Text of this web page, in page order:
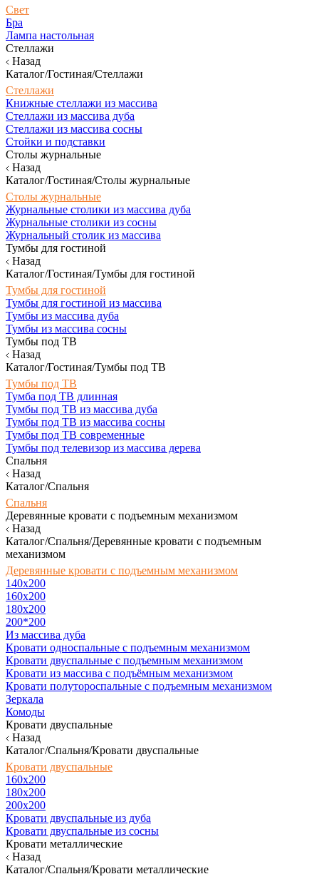
Свет
Бра
Лампа настольная
Стеллажи
Назад
Каталог/Гостиная/Стеллажи
Стеллажи
Книжные стеллажи из массива
Стеллажи из массива дуба
Стеллажи из массива сосны
Стойки и подставки
Столы журнальные
Назад
Каталог/Гостиная/Столы журнальные
Столы журнальные
Журнальные столики из массива дуба
Журнальные столики из сосны
Журнальный столик из массива
Тумбы для гостиной
Назад
Каталог/Гостиная/Тумбы для гостиной
Тумбы для гостиной
Тумбы для гостиной из массива
Тумбы из массива дуба
Тумбы из массива сосны
Тумбы под ТВ
Назад
Каталог/Гостиная/Тумбы под ТВ
Тумбы под ТВ
Тумба под ТВ длинная
Тумбы под ТВ из массива дуба
Тумбы под ТВ из массива сосны
Тумбы под ТВ современные
Тумбы под телевизор из массива дерева
Спальня
Назад
Каталог/Спальня
Спальня
Деревянные кровати с подъемным механизмом
Назад
Каталог/Спальня/Деревянные кровати с подъемным
механизмом
Деревянные кровати с подъемным механизмом
140x200
160х200
180х200
200*200
Из массива дуба
Кровати односпальные с подъемным механизмом
Кровати двуспальные с подъемным механизмом
Кровати из массива с подъёмным механизмом
Кровати полутороспальные с подъемным механизмом
Зеркала
Комоды
Кровати двуспальные
Назад
Каталог/Спальня/Кровати двуспальные
Кровати двуспальные
160х200
180x200
200x200
Кровати двуспальные из дуба
Кровати двуспальные из сосны
Кровати металлические
Назад
Каталог/Спальня/Кровати металлические